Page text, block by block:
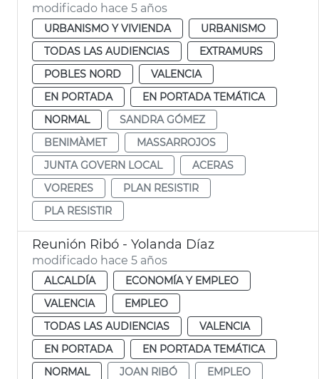
modificado hace 5 años
URBANISMO Y VIVIENDA
URBANISMO
TODAS LAS AUDIENCIAS
EXTRAMURS
POBLES NORD
VALENCIA
EN PORTADA
EN PORTADA TEMÁTICA
NORMAL
SANDRA GÓMEZ
BENIMÀMET
MASSARROJOS
JUNTA GOVERN LOCAL
ACERAS
VORERES
PLAN RESISTIR
PLA RESISTIR
Reunión Ribó - Yolanda Díaz
modificado hace 5 años
ALCALDÍA
ECONOMÍA Y EMPLEO
VALENCIA
EMPLEO
TODAS LAS AUDIENCIAS
VALENCIA
EN PORTADA
EN PORTADA TEMÁTICA
NORMAL
JOAN RIBÓ
EMPLEO